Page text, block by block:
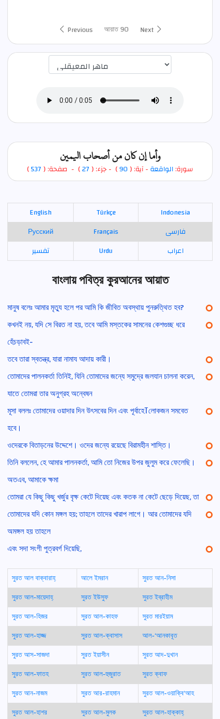
Previous আয়াত 90 Next
اختيار قارئ الآية
وأما إن كان من أصحاب اليمين
سورة:الواقعة- آية: (90
) - جزء: ( 27) - صفحة: ( 537
)
English Türkçe
Indonesia
Русский
Français
فارسی
تفسير
Urdu اعراب
বাংলায় পবিত্র কুরআনের আয়াত
মানুষ বলেঃ আমার মৃত্যু হলে পর আমি কি জীবিত অবস্থায় পুনরুত্থিত হব?
কখনই নয়, যদি সে বিরত না হয়, তবে আমি মস্তকের সামনের কেশগুচ্ছ ধরে
হেঁচড়াবই-
তবে তারা স্বতন্ত্র, যারা নামায আদায় কারী।
তোমাদের পালনকর্তা তিনিই, যিনি তোমাদের জন্যে সমুদ্রে জলযান চালনা করেন,
যাতে তোমরা তার অনুগ্রহ অন্বেষন
মূসা বললঃ তোমাদের ওয়াদার দিন উৎসবের দিন এবং পূর্বাহেߠলোকজন সমবেত
হবে।
ওদেরকে বিতাড়নের উদ্দেশে। ওদের জন্যে রয়েছে বিরামহীন শাস্তি।
তিনি বললেন, হে আমার পালনকর্তা, আমি তো নিজের উপর জুলুম করে ফেলেছি।
অতএব, আমাকে ক্ষমা
তোমরা যে কিছু কিছু খর্জুর বৃক্ষ কেটে দিয়েছ এবং কতক না কেটে ছেড়ে দিয়েছ, তা
তোমাদের যদি কোন মঙ্গল হয়; তাহলে তাদের খারাপ লাগে। আর তোমাদের যদি
অমঙ্গল হয় তাহলে
এবং সদা সংগী পুত্রবর্গ দিয়েছি,
সুরত আল বাক্বারাহ্ আলে ইমরান
সুরত আন-নিসা
সুরত আল-মায়েদাহ্
সুরত ইউসুফ
সুরত ইব্রাহীম
সুরত আল-হিজর
সুরত আল-কাহফ
সুরত মারইয়াম
সুরত আল-হাজ্জ
সুরত আল-ক্বাসাস
আল-‘আনকাবূত
সুরত আস-সাজদা
সুরত ইয়াসীন
সুরত আদ-দুখান
সুরত আল-ফাতহ
সুরত আল-হুজুরাত
সুরত ক্বাফ
সুরত আন-নাজম
সুরত আর-রাহমান
সুরত আল-ওয়াক্বি‘আহ
সুরত আল-হাশর
সুরত আল-মুলক সুরত আল-হাক্কাহ্